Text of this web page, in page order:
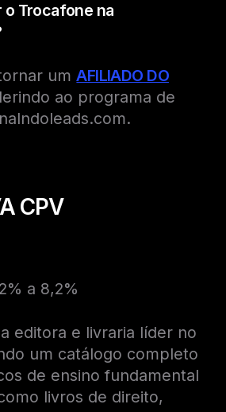
o Trocafone na
umAFILIADO DO
ao programa de
CPV
a 8,2%
editora e livraria líder no
um catálogo completo
de ensino fundamental
livros de direito,